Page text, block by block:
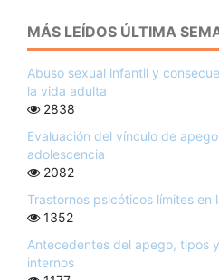
MÁS LEÍDOS ÚLTIMA
Abuso sexual infantil y
la vida adulta
2838
Evaluación del vínculo de
adolescencia
2082
Trastornos psicóticos límites en
1352
Antecedentes del apego, tipos
internos